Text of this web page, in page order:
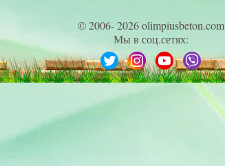
© 2006- 2026 olimpiusbeton.com
Мы в соц.сетях: